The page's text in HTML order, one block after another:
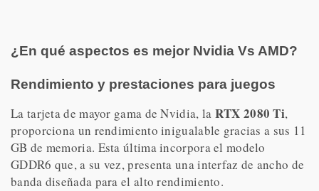
¿En qué aspectos es mejor Nvidia Vs AMD?
Rendimiento y prestaciones para juegos
La tarjeta de mayor gama de Nvidia, la RTX 2080 Ti,
proporciona un rendimiento inigualable gracias a sus 11
GB de memoria. Esta última incorpora el modelo
GDDR6 que, a su vez, presenta una interfaz de ancho de
banda diseñada para el alto rendimiento.